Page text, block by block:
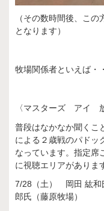
（その数時間後、こ
となります）
牧場関係者といえば・
〈マスターズ アイ
普段はなかなか聞くこ
による２歳戦のパドッ
なっています。指定席
に視聴エリアがありま
7/28（土） 岡田 紘和
郎氏（藤原牧場）